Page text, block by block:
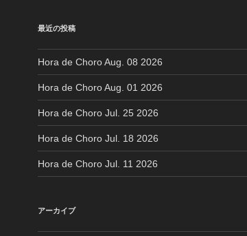
最近の投稿
Hora de Choro Aug. 08 2026
Hora de Choro Aug. 01 2026
Hora de Choro Jul. 25 2026
Hora de Choro Jul. 18 2026
Hora de Choro Jul. 11 2026
アーカイブ